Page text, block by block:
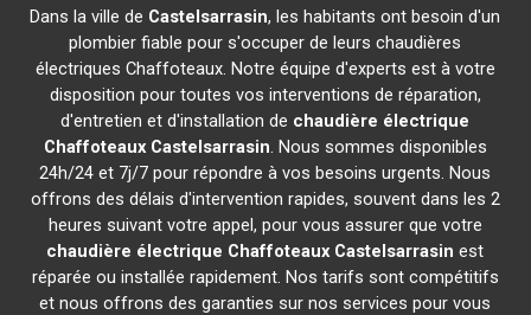
Dans la ville de Castelsarrasin, les habitants ont besoin d'un
plombier fiable pour s'occuper de leurs chaudières
électriques Chaffoteaux. Notre équipe d'experts est à votre
disposition pour toutes vos interventions de réparation,
d'entretien et d'installation de chaudière électrique
Chaffoteaux Castelsarrasin. Nous sommes disponibles
24h/24 et 7j/7 pour répondre à vos besoins urgents. Nous
offrons des délais d'intervention rapides, souvent dans les 2
heures suivant votre appel, pour vous assurer que votre
chaudière électrique Chaffoteaux Castelsarrasin est
réparée ou installée rapidement. Nos tarifs sont compétitifs
et nous offrons des garanties sur nos services pour vous